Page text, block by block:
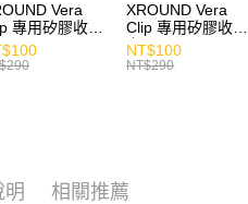
Vera
專用矽膠收納
XROUND Vera
Clip 專用矽膠收納
套
NT$100
NT$290
明 相關推薦